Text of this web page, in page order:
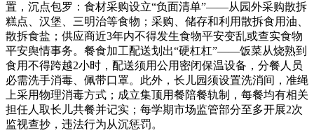
置，沉点包罗：食材采购设立“负面清单”——从园外采购散拆
糕点、汉堡、三明治等食物；采购、储存和利用散拆食用油、
散拆食盐；供应商近3年内不得发生食物平安变乱或查实食物
平安舆情事务。餐食加工配送划出“硬杠杠”——饭菜从烧熟到
食用不得跨越2小时，配送须用公用密闭保温设备，分餐人员
必需洗手消毒、佩带口罩。此外，长儿园须设置洗消间，准绳
上采用物理消毒方式；成立集顶用餐陪餐轨制，每餐均有相关
担任人取长儿共餐并记实；每学期市场监管部分至多开展2次
监视查抄，违法行为从沉惩罚。